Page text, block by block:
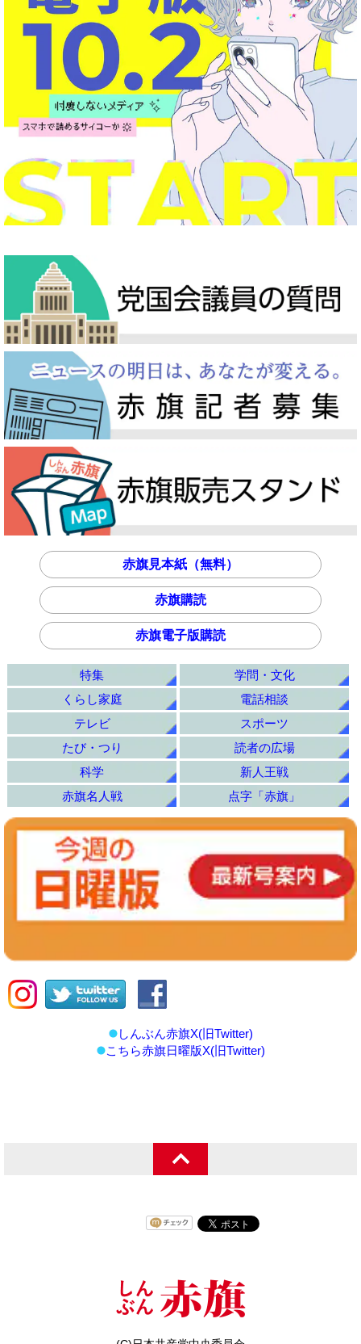
赤旗見本紙（無料）
赤旗購読
赤旗電子版購読
特集
学問・文化
くらし家庭
電話相談
テレビ
スポーツ
たび・つり
読者の広場
科学
新人王戦
赤旗名人戦
点字「赤旗」
しんぶん赤旗X(旧Twitter)
こちら赤旗日曜版X(旧Twitter)